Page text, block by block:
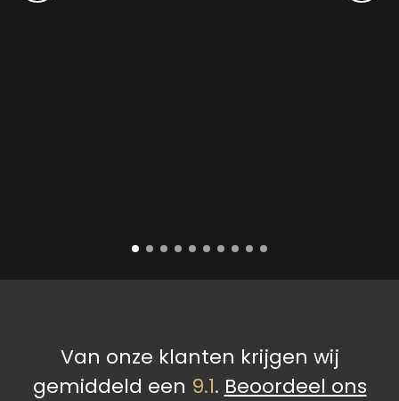
Van onze klanten krijgen wij
gemiddeld een 9.1. Beoordeel ons